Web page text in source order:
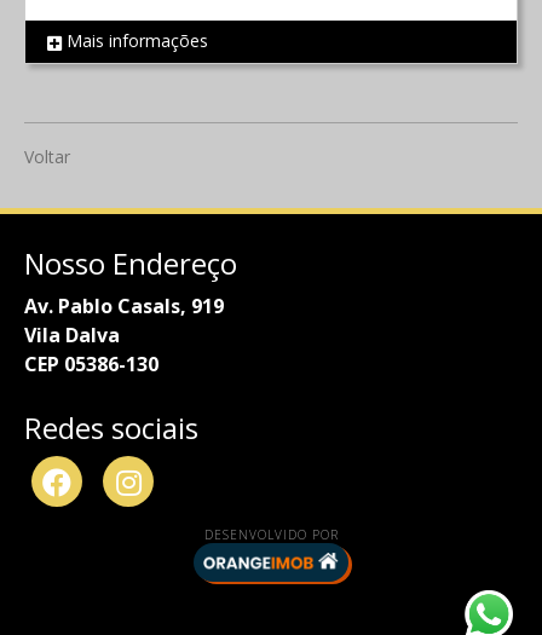
REF 830
Mais informações
Voltar
Nosso Endereço
Av. Pablo Casals, 919
Vila Dalva
CEP 05386-130
Redes sociais
DESENVOLVIDO POR